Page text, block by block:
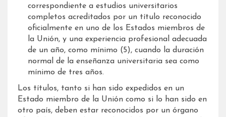
correspondiente a estudios universitarios
completos acreditados por un título reconocido
oficialmente en uno de los Estados miembros de
la Unión, y una experiencia profesional adecuada
de un año, como mínimo (5), cuando la duración
normal de la enseñanza universitaria sea como
mínimo de tres años.
Los títulos, tanto si han sido expedidos en un
Estado miembro de la Unión como si lo han sido en
otro país, deben estar reconocidos por un órgano